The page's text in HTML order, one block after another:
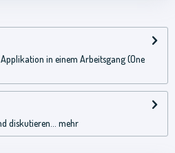
in einem Arbeitsgang (One
diskutieren...
mehr